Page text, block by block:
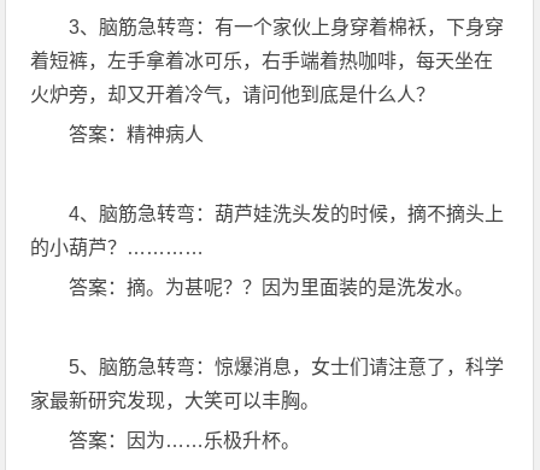
3、脑筋急转弯：有一个家伙上身穿着棉袄，下身穿
着短裤，左手拿着冰可乐，右手端着热咖啡，每天坐在
火炉旁，却又开着冷气，请问他到底是什么人？
答案：精神病人
4、脑筋急转弯：葫芦娃洗头发的时候，摘不摘头上
的小葫芦？…………
答案：摘。为甚呢？？因为里面装的是洗发水。
5、脑筋急转弯：惊爆消息，女士们请注意了，科学
家最新研究发现，大笑可以丰胸。
答案：因为……乐极升杯。